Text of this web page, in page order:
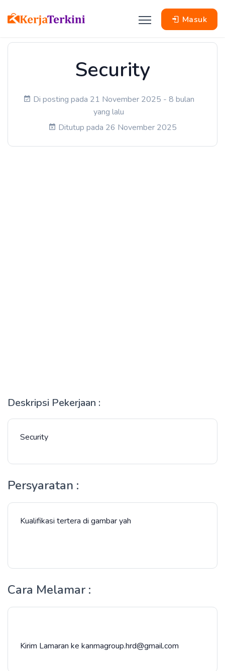
Masuk
Security
Di posting pada 21 November 2025 - 8 bulan
yang lalu
Ditutup pada 26 November 2025
Deskripsi Pekerjaan :
Security
Persyaratan :
Kualifikasi tertera di gambar yah
Cara Melamar :
Kirim Lamaran ke kanmagroup.hrd@gmail.com